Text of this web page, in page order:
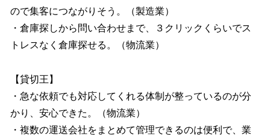
ので集客につながりそう。（製造業）
・倉庫探しから問い合わせまで、３クリックくらいでス
トレスなく倉庫探せる。（物流業）
【貸切王】
・急な依頼でも対応してくれる体制が整っているのが分
かり、安心できた。（物流業）
・複数の運送会社をまとめて管理できるのは便利で、業